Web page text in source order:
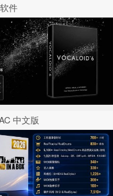
件
中文版